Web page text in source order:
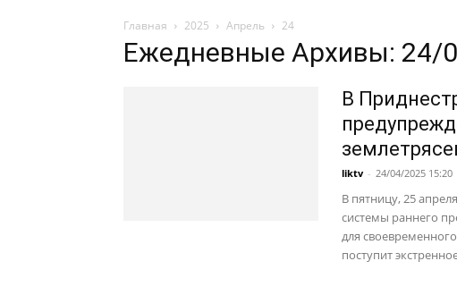
Главная 2025 Апрель 24
Ежедневные Архивы: 24/
В
liktv - 24/04/2025 15:20
В пятницу, 25
системы раннего
для
поступит